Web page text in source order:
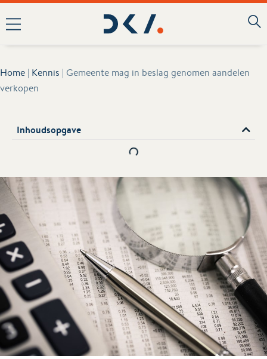
Home | Kennis | Gemeente mag in beslag genomen aandelen
verkopen
Inhoudsopgave